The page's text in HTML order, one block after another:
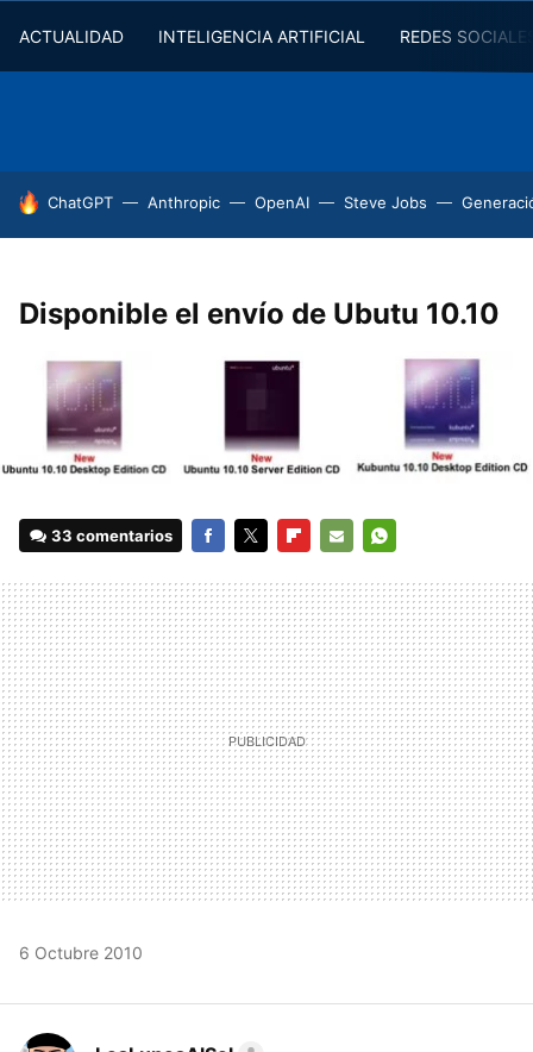
ACTUALIDAD INTELIGENCIA ARTIFICIAL REDES
HOY SE HABLA DE
ChatGPT Anthropic OpenAI Steve Jobs
Disponible el envío de Ubutu 10.10
33 comentarios
MAIL
6 Octubre 2010